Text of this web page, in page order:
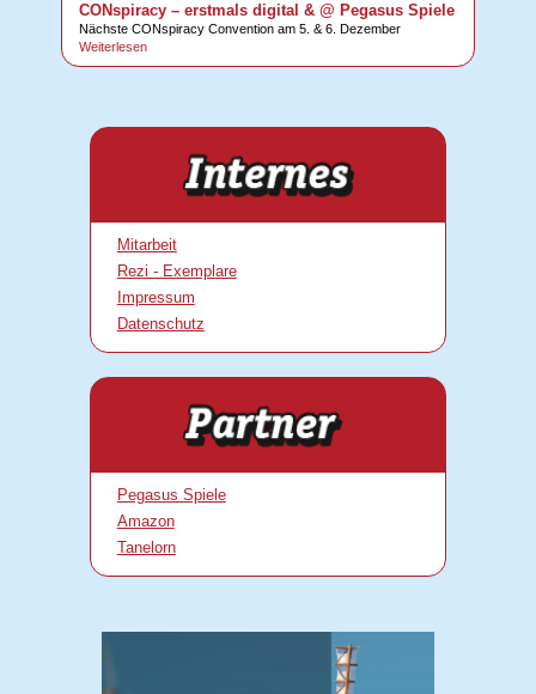
CONspiracy – erstmals digital & @ Pegasus Spiele
Nächste CONspiracy Convention am 5. & 6. Dezember
Weiterlesen
Mitarbeit
Rezi - Exemplare
Impressum
Datenschutz
Pegasus Spiele
Amazon
Tanelorn